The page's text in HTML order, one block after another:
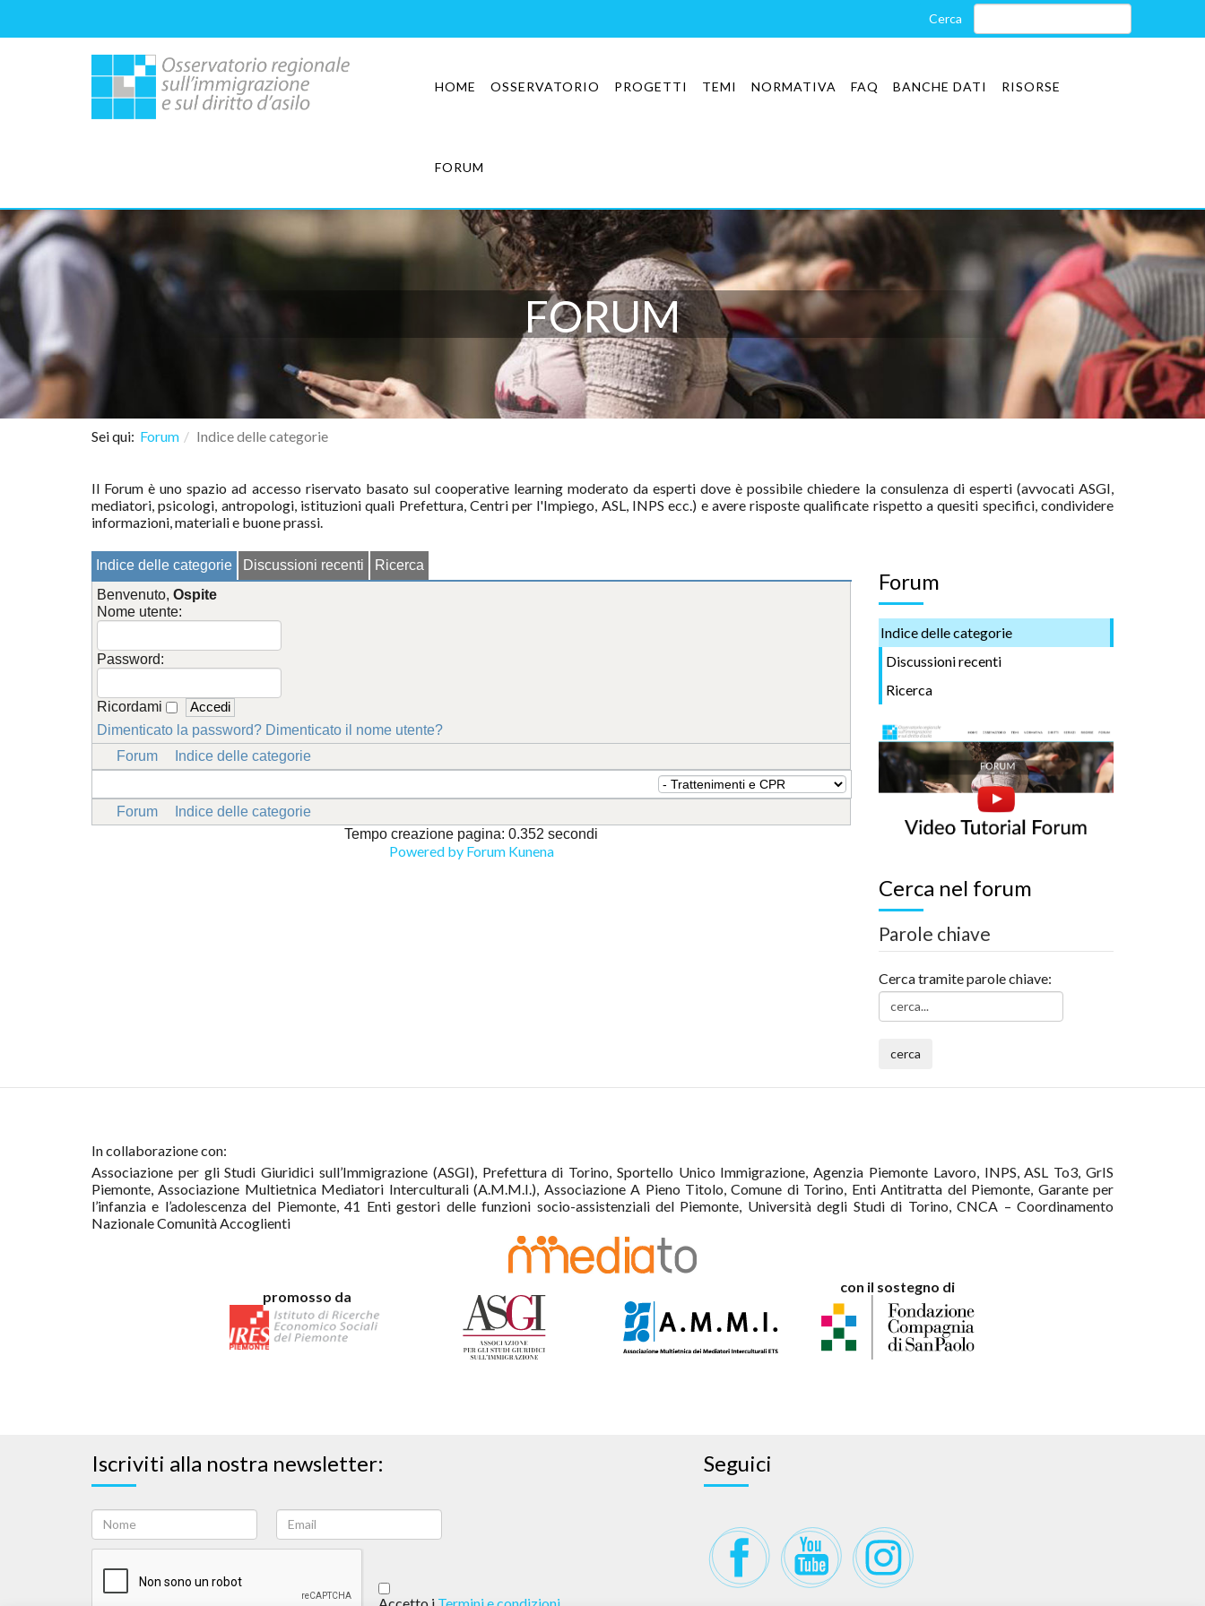
HOME OSSERVATORIO PROGETTI TEMI NORMATIVA FAQ BANCHE DATI RISORSE
FORUM
FORUM
Sei qui: Forum Indice delle categorie
Il Forum è uno spazio ad accesso riservato basato sul cooperative learning moderato da esperti dove è possibile chiedere la consulenza di esperti (avvocati ASGI,
mediatori, psicologi, antropologi, istituzioni quali Prefettura, Centri per l'Impiego, ASL, INPS ecc.) e avere risposte qualificate rispetto a quesiti specifici, condividere
informazioni, materiali e buone prassi.
Indice delle categorie Discussioni recenti
Ricerca
Benvenuto, Ospite
Nome utente:
Password:
Ricordami
Dimenticato la password? Dimenticato il nome utente?
Forum
Indice delle categorie
Forum
Indice delle categorie
Tempo creazione pagina: 0.352 secondi
Powered by Forum Kunena
Forum
Indice delle categorie
Discussioni recenti
Ricerca
Cerca nel forum
Parole chiave
Cerca tramite parole chiave:
In collaborazione con:
Associazione per gli Studi Giuridici sull’Immigrazione (ASGI), Prefettura di Torino, Sportello Unico Immigrazione, Agenzia Piemonte Lavoro, INPS, ASL To3, GrIS
Piemonte, Associazione Multietnica Mediatori Interculturali (A.M.M.I.), Associazione A Pieno Titolo, Comune di Torino, Enti Antitratta del Piemonte, Garante per
l’infanzia e l’adolescenza del Piemonte, 41 Enti gestori delle funzioni socio-assistenziali del Piemonte, Università degli Studi di Torino, CNCA – Coordinamento
Nazionale Comunità Accoglienti
promosso da
con il sostegno di
Iscriviti alla nostra newsletter: Seguici